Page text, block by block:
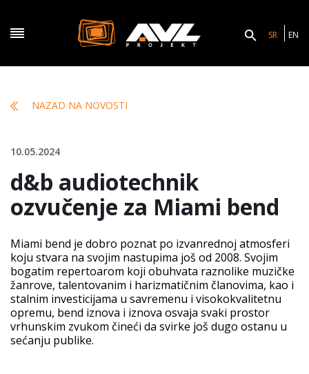
SR EN
NAZAD NA NOVOSTI
10.05.2024
d&b audiotechnik
ozvučenje za Miami bend
Miami bend je dobro poznat po izvanrednoj atmosferi
koju stvara na svojim nastupima još od 2008. Svojim
bogatim repertoarom koji obuhvata raznolike muzičke
žanrove, talentovanim i harizmatičnim članovima, kao i
stalnim investicijama u savremenu i visokokvalitetnu
opremu, bend iznova i iznova osvaja svaki prostor
vrhunskim zvukom čineći da svirke još dugo ostanu u
sećanju publike.